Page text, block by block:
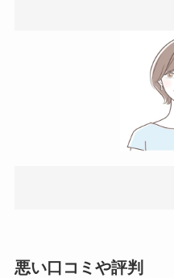
悪い口コミや評判